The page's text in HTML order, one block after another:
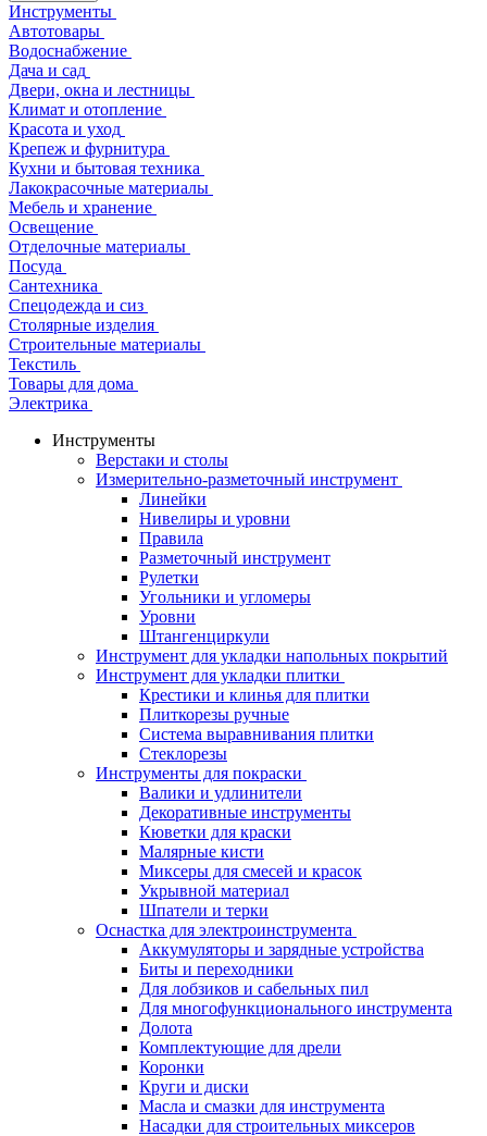
Инструменты
Автотовары
Водоснабжение
Дача и сад
Двери, окна и лестницы
Климат и отопление
Красота и уход
Крепеж и фурнитура
Кухни и бытовая техника
Лакокрасочные материалы
Мебель и хранение
Освещение
Отделочные материалы
Посуда
Сантехника
Спецодежда и сиз
Столярные изделия
Строительные материалы
Текстиль
Товары для дома
Электрика
Инструменты
Верстаки и столы
Измерительно-разметочный инструмент
Линейки
Нивелиры и уровни
Правила
Разметочный инструмент
Рулетки
Угольники и угломеры
Уровни
Штангенциркули
Инструмент для укладки напольных покрытий
Инструмент для укладки плитки
Крестики и клинья для плитки
Плиткорезы ручные
Система выравнивания плитки
Стеклорезы
Инструменты для покраски
Валики и удлинители
Декоративные инструменты
Кюветки для краски
Малярные кисти
Миксеры для смесей и красок
Укрывной материал
Шпатели и терки
Оснастка для электроинструмента
Аккумуляторы и зарядные устройства
Биты и переходники
Для лобзиков и сабельных пил
Для многофункционального инструмента
Долота
Комплектующие для дрели
Коронки
Круги и диски
Масла и смазки для инструмента
Насадки для строительных миксеров